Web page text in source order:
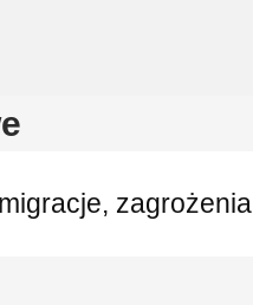
zagrożenia